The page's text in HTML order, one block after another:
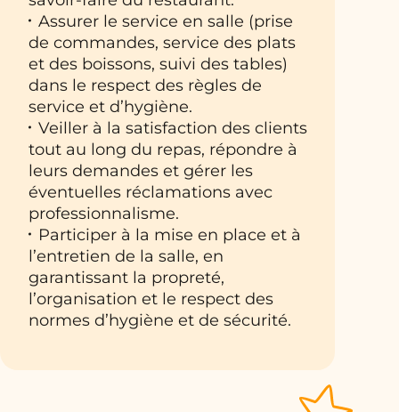
Assurer le service en salle (prise
de commandes, service des plats
et des boissons, suivi des tables)
dans le respect des règles de
service et d’hygiène.
Veiller à la satisfaction des clients
tout au long du repas, répondre à
leurs demandes et gérer les
éventuelles réclamations avec
professionnalisme.
Participer à la mise en place et à
l’entretien de la salle, en
garantissant la propreté,
l’organisation et le respect des
normes d’hygiène et de sécurité.